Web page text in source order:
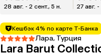
28 авг. - 2 сент., 5 н. 27 авг. -
Кешбэк 4% по карте Т-Банка
Лара, Турция
Lara Barut